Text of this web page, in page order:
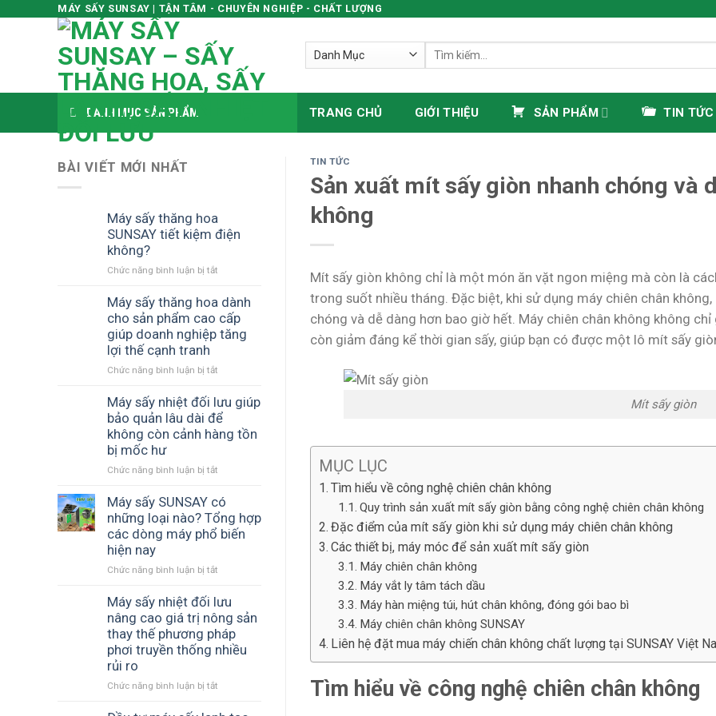
MÁY SẤY SUNSAY | TẬN TÂM - CHUYÊN NGHIỆP - CHẤT LƯỢNG
Tìm
DANH MỤC SẢN PHẨM TRANG CHỦ GIỚI THIỆU SẢN PHẨM TIN TỨC
BÀI VIẾT MỚI NHẤT
Máy sấy thăng hoa
SUNSAY tiết kiệm điện
không?
Chức năng bình luận bị tắt
sấy
thăng
hoa
SUNSAY
không?
Máy sấy thăng hoa dành
cho sản phẩm cao cấp
giúp doanh nghiệp tăng
lợi thế cạnh tranh
Chức năng bình luận bị tắt
sấy
thăng
hoa
dành
cao
cấp
giúp
doanh
thế
cạnh
tranh
Máy sấy nhiệt đối lưu giúp
bảo quản lâu dài để
không còn cảnh hàng tồn
bị mốc hư
Chức năng bình luận bị tắt
sấy
nhiệt
đối
lưu
lâu
dài
để
không
còn
Máy sấy SUNSAY có
những loại nào? Tổng hợp
các dòng máy phổ biến
hiện nay
Chức năng bình luận bị tắt
sấy
SUNSAY
có
những
loại
các
Máy sấy nhiệt đối lưu
nâng cao giá trị nông sản
thay thế phương pháp
phơi truyền thống nhiều
rủi ro
Chức năng bình luận bị tắt
TIN TỨC
Sản xuất mít sấy giòn nhanh chóng và
không
Mít sấy giòn không chỉ là một món ăn vặt ngon miệng mà còn là
trong suốt nhiều tháng. Đặc biệt, khi sử dụng máy chiên chân
chóng và dễ dàng hơn bao giờ hết. Máy chiên chân không không
còn giảm đáng kể thời gian sấy, giúp bạn có được một lô mít sấy
Mít sấy giòn
MỤC LỤC
Tìm hiểu về công nghệ chiên chân không
Quy trình sản xuất mít sấy giòn bằng công nghệ chiên chân không
Đặc điểm của mít sấy giòn khi sử dụng máy chiên chân không
Các thiết bị, máy móc để sản xuất mít sấy giòn
Máy chiên chân không
Máy vắt ly tâm tách dầu
Máy hàn miệng túi, hút chân không, đóng gói bao bì
Máy chiên chân không SUNSAY
Liên hệ đặt mua máy chiến chân không chất lượng tại SUNSAY Việt
Tìm hiểu về công nghệ chiên chân không